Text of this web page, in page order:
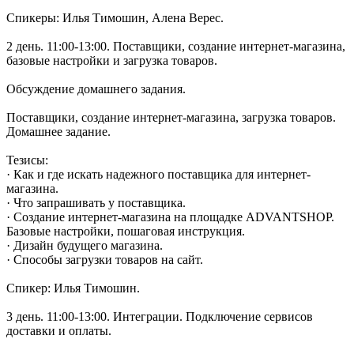
Спикеры: Илья Тимошин, Алена Верес.
2 день. 11:00-13:00. Поставщики, создание интернет-магазина,
базовые настройки и загрузка товаров.
Обсуждение домашнего задания.
Поставщики, создание интернет-магазина, загрузка товаров.
Домашнее задание.
Тезисы:
· Как и где искать надежного поставщика для интернет-
магазина.
· Что запрашивать у поставщика.
· Создание интернет-магазина на площадке ADVANTSHOP.
Базовые настройки, пошаговая инструкция.
· Дизайн будущего магазина.
· Способы загрузки товаров на сайт.
Спикер: Илья Тимошин.
3 день. 11:00-13:00. Интеграции. Подключение сервисов
доставки и оплаты.